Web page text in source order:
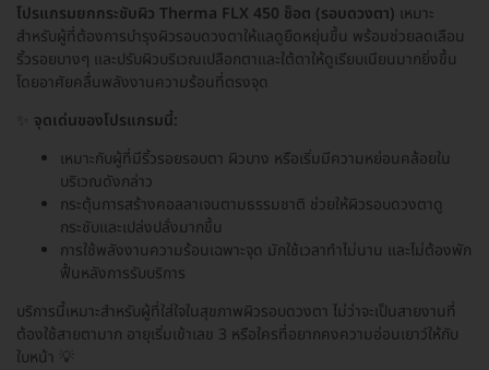
โปรแกรมยกกระชับผิว Therma FLX 450 ช็อต (รอบดวงตา) เหมาะ
สำหรับผู้ที่ต้องการบำรุงผิวรอบดวงตาให้แลดูยืดหยุ่นขึ้น พร้อมช่วยลดเลือน
ริ้วรอยบางๆ และปรับผิวบริเวณเปลือกตาและใต้ตาให้ดูเรียบเนียนมากยิ่งขึ้น
โดยอาศัยคลื่นพลังงานความร้อนที่ตรงจุด
จุดเด่นของโปรแกรมนี้:
เหมาะกับผู้ที่มีริ้วรอยรอบตา ผิวบาง หรือเริ่มมีความหย่อนคล้อยใน
บริเวณดังกล่าว
กระตุ้นการสร้างคอลลาเจนตามธรรมชาติ ช่วยให้ผิวรอบดวงตาดู
กระชับและเปล่งปลั่งมากขึ้น
การใช้พลังงานความร้อนเฉพาะจุด มักใช้เวลาทำไม่นาน และไม่ต้องพัก
ฟื้นหลังการรับบริการ
บริการนี้เหมาะสำหรับผู้ที่ใส่ใจในสุขภาพผิวรอบดวงตา ไม่ว่าจะเป็นสายงานที่
ต้องใช้สายตามาก อายุเริ่มเข้าเลข 3 หรือใครที่อยากคงความอ่อนเยาว์ให้กับ
ใบหน้า 💡